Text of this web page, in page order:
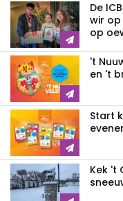
De
wir op
op
't
en 't
Start
Kek 't